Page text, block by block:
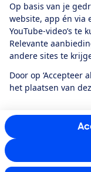
Op basis van je
website, app én via
YouTube-video’s te
Relevante
andere sites te
Door op ‘Accepteer
het plaatsen van
Algemene
Cookiebeleid
12.901consumenten